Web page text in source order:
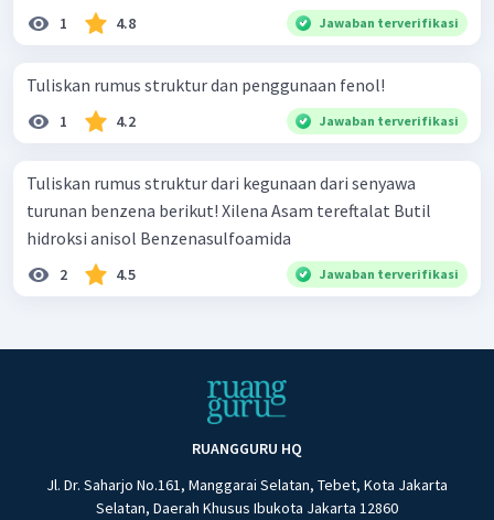
1 4.8 Jawaban terverifikasi
Tuliskan rumus struktur dan penggunaan fenol!
1 4.2 Jawaban terverifikasi
Tuliskan rumus struktur dari kegunaan dari senyawa
turunan benzena berikut! Xilena Asam tereftalat Butil
hidroksi anisol Benzenasulfoamida
2 4.5 Jawaban terverifikasi
RUANGGURU HQ
Jl. Dr. Saharjo No.161, Manggarai Selatan, Tebet, Kota Jakarta
Selatan, Daerah Khusus Ibukota Jakarta 12860